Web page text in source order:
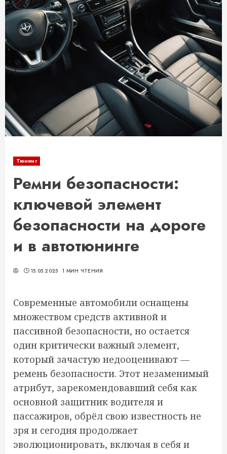
Тюнинг
Ремни безопасности:
ключевой элемент
безопасности на дороге
и в автотюнинге
15.05.2025 1 МИН ЧТЕНИЯ
Современные автомобили оснащены
множеством средств активной и
пассивной безопасности, но остается
один критически важный элемент,
который зачастую недооценивают —
ремень безопасности. Этот незаменимый
атрибут, зарекомендовавший себя как
основной защитник водителя и
пассажиров, обрёл свою известность не
зря и сегодня продолжает
эволюционировать, включая в себя и